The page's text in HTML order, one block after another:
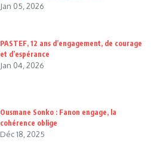
Jan 05, 2026
PASTEF, 12 ans d’engagement, de courage
et d’espérance
Jan 04, 2026
Ousmane Sonko : Fanon engage, la
cohérence oblige
Déc 18, 2025